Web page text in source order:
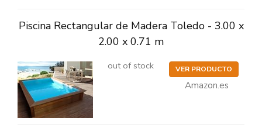
Piscina Rectangular de Madera Toledo - 3.00 x
2.00 x 0.71 m
out of stock VER PRODUCTO
Amazon.es